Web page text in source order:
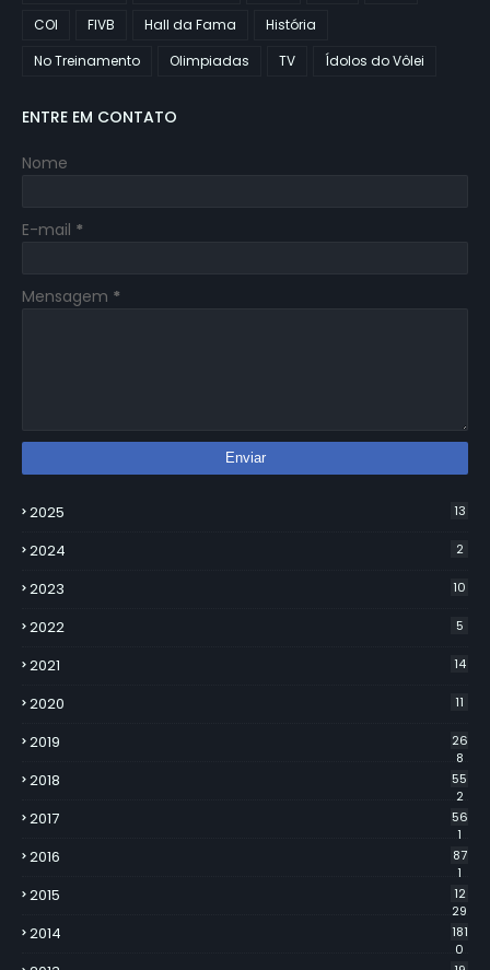
COI
FIVB Hall da Fama
História
No Treinamento
Olimpiadas TV Ídolos do Vôlei
ENTRE EM CONTATO
Nome
E-mail *
Mensagem *
2025 13
2024 2
2023 10
2022 5
2021 14
2020 11
2019
26
8
2018
55
2
2017
56
1
2016
87
1
2015
12
29
2014
181
0